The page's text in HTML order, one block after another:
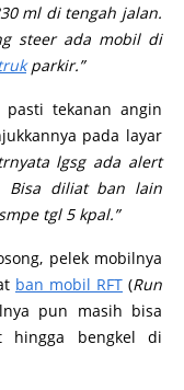
ml di tengah jalan.
steer ada mobil di
parkir.”
tekanan angin
pada layar
lgsg ada alert
Bisa diliat ban lain
tgl 5 kpal.”
pelek mobilnya
ban mobil RFT (Run
pun masih bisa
hingga bengkel di